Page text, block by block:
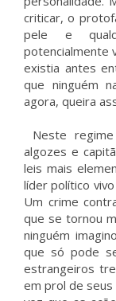
criticar, o
pele e
potencialmente
existia antes
que ninguém
agora, queira
Neste
algozes e
leis mais
líder político
Um crime
que se tornou
ninguém
que só pode
estrangeiros
em prol de